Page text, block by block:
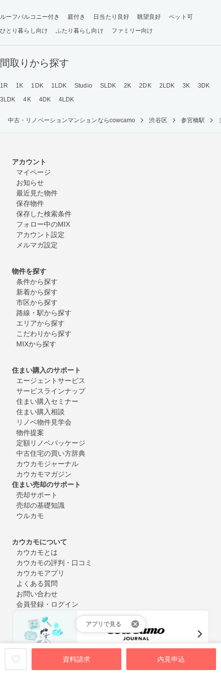
資料請求 内見申込
アプリで見る
ルーフバルコニー付き 庭付き 日当たり良好 眺望良好
ペット可
ひとり暮らし向け
ふたり暮らし向け ファミリー向け
間取りから探す
1R 1K 1DK 1LDK Studio SLDK 2K 2DK 2LDK 3K
3DK
3LDK
4K 4DK 4LDK
中古・リノベーションマンションならcowcamo 渋谷区 参宮橋駅
アカウント
マイページ
お知らせ
最近見た物件
保存物件
保存した検索条件
フォロー中のMIX
アカウント設定
メルマガ設定
物件を探す
条件から探す
新着から探す
市区から探す
路線・駅から探す
エリアから探す
こだわりから探す
MIXから探す
住まい購入のサポート
エージェントサービス
サービスラインナップ
住まい購入セミナー
住まい購入相談
リノベ物件見学会
物件提案
定額リノベパッケージ
中古住宅の買い方辞典
カウカモジャーナル
カウカモマガジン
住まい売却のサポート
売却サポート
売却の基礎知識
ウルカモ
カウカモについて
カウカモとは
カウカモの評判・口コミ
カウカモアプリ
よくある質問
お問い合わせ
会員登録・ログイン
中古マンション購入やリノベーションにまつわるお役立ち情報